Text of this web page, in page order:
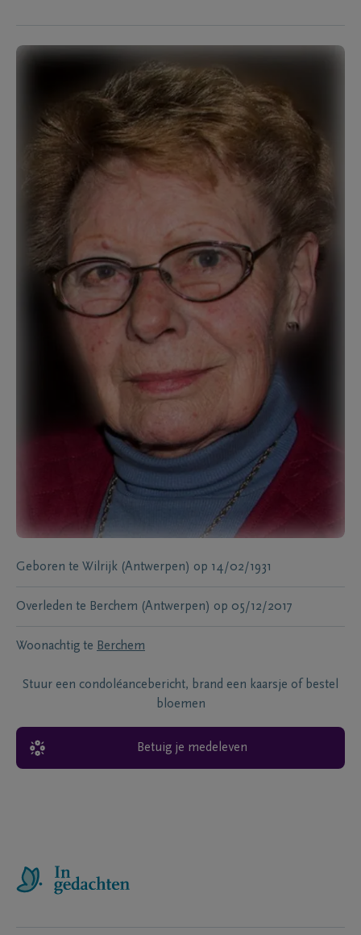
Geboren te Wilrijk (Antwerpen) op 14/02/1931
Overleden te Berchem (Antwerpen) op 05/12/2017
Woonachtig te Berchem
Stuur een condoléancebericht, brand een kaarsje of bestel
bloemen
Betuig je medeleven